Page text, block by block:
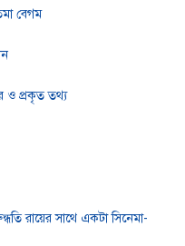
বেগম
ও প্রকৃত তথ্য
রায়ের সাথে একটা সিনেমা-